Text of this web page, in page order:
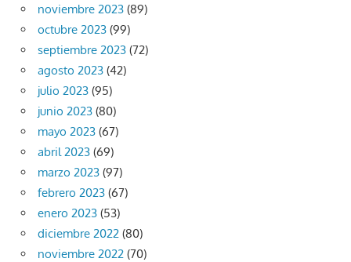
noviembre 2023 (89)
octubre 2023 (99)
septiembre 2023 (72)
agosto 2023 (42)
julio 2023 (95)
junio 2023 (80)
mayo 2023 (67)
abril 2023 (69)
marzo 2023 (97)
febrero 2023 (67)
enero 2023 (53)
diciembre 2022 (80)
noviembre 2022 (70)